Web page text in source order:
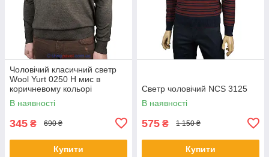
Чоловічий класичний светр
Wool Yurt 0250 Н мис в
коричневому кольорі
В наявності
345 ₴ 690 ₴
Купити
Светр чоловічий NCS 3125
В наявності
575 ₴ 1 150 ₴
Купити